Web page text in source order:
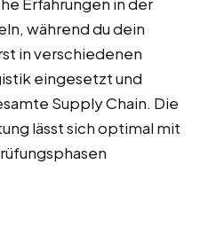
während du dein
in verschiedenen
eingesetzt und
Supply Chain. Die
lässt sich optimal mit